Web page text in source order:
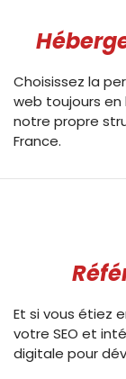
Choisissez la
web toujours en
notre propre
France.
Et si vous étiez
votre SEO et
digitale pour